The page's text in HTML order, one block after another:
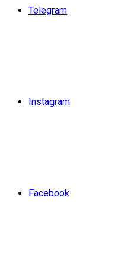
Telegram
Instagram
Facebook